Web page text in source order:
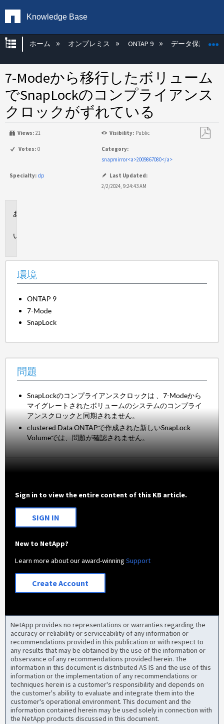
Knowledge Base
グローバル階層を展開/折りたたむ
ホーム オンプレミス ONTAP 9 データ保護
7-Modeから移行したボリューム
でSnapLockのコンプライアンス
クロックがずれている
Views: 21 Visibility: Public
Votes: 0
Category:
snapmirror<a>2009867080</a>
Specialty: dp
Last Updated:
2/2/2024, 9:24:43 AM
環境
ONTAP 9
7-Mode
SnapLock
問題
SnapLockのコンプライアンスクロックは 、7-Modeから
マイグレートされたボリュームのシステムのコンプライ
アンスクロックと同期されません。
clustered Data ONTAPで作成された新しいSnapLock
Volumeでは、問題が確認されません。
Sign in to view the entire content of this KB article.
SIGN IN
New to NetApp?
Learn more about our award-winningSupport
Create Account
NetApp provides no representations or warranties regarding the
accuracy or reliability or serviceability of any information or
recommendations provided in this publication or with respect to
any results that may be obtained by the use of the information or
observance of any recommendations provided herein. The
information in this document is distributed AS IS and the use of this
information or the implementation of any recommendations or
techniques herein is a customer's responsibility and depends on
the customer's ability to evaluate and integrate them into the
customer's operational environment. This document and the
information contained herein may be used solely in connection with
the NetApp products discussed in this document.